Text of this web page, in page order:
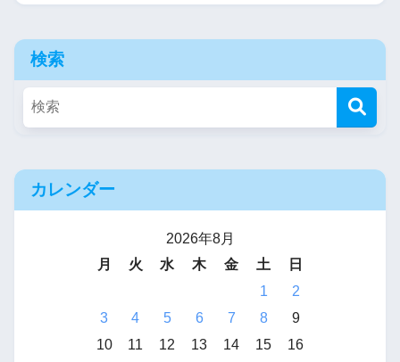
検索
カレンダー
2026年8月
月
火 水 木 金 土
日
1
2
3
4 5 6 7 8
9
10
11 12 13 14 15
16